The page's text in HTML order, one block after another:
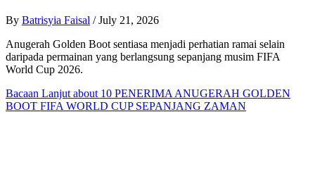
By Batrisyia Faisal / July 21, 2026
Anugerah Golden Boot sentiasa menjadi perhatian ramai selain
daripada permainan yang berlangsung sepanjang musim FIFA
World Cup 2026.
Bacaan Lanjut about 10 PENERIMA ANUGERAH GOLDEN
BOOT FIFA WORLD CUP SEPANJANG ZAMAN